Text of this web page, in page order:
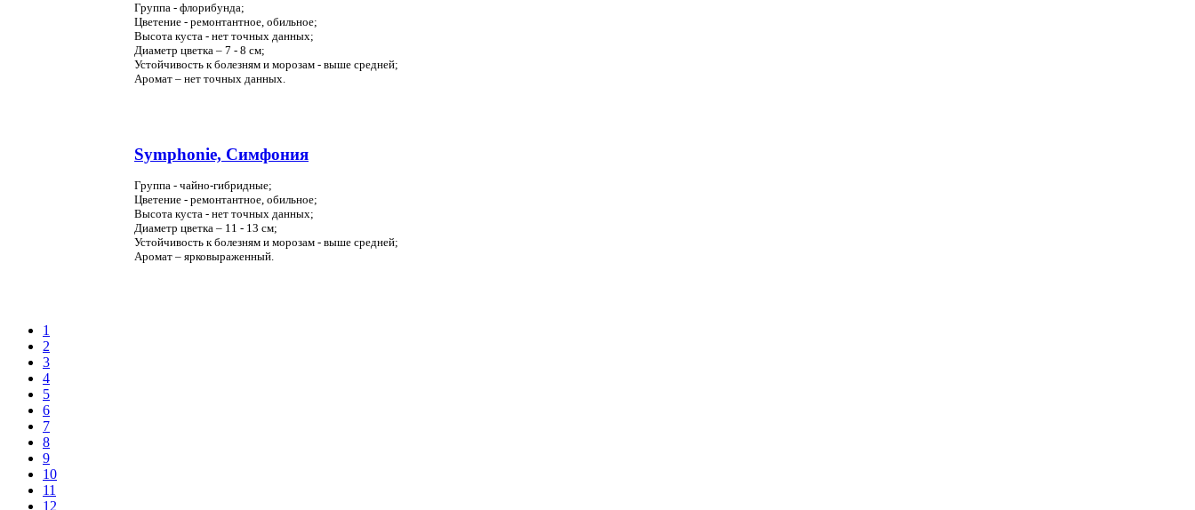
Группа - флорибунда;
Цветение - ремонтантное, обильное;
Высота куста - нет точных данных;
Диаметр цветка – 7 - 8 см;
Устойчивость к болезням и морозам - выше средней;
Аромат – нет точных данных.
Symphonie, Симфония
Группа - чайно-гибридные;
Цветение - ремонтантное, обильное;
Высота куста - нет точных данных;
Диаметр цветка – 11 - 13 см;
Устойчивость к болезням и морозам - выше средней;
Аромат – ярковыраженный.
1
2
3
4
5
6
7
8
9
10
11
12